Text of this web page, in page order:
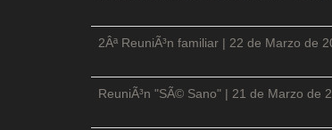
2Âª ReuniÃ³n familiar | 22 de Marzo de
ReuniÃ³n "SÃ© Sano" | 21 de Marzo de